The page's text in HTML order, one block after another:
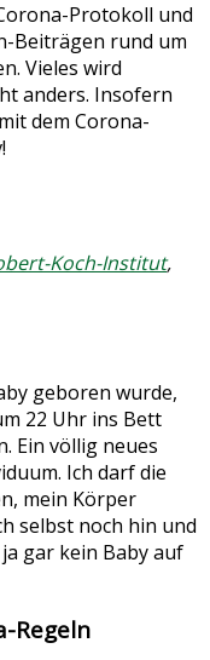
Protokoll und
Beiträgen rund um
Vieles wird
anders. Insofern
dem Corona-
Koch-Institut,
geboren wurde,
22 Uhr ins Bett
Ein völlig neues
Ich darf die
mein Körper
selbst noch hin und
gar kein Baby auf
Regeln